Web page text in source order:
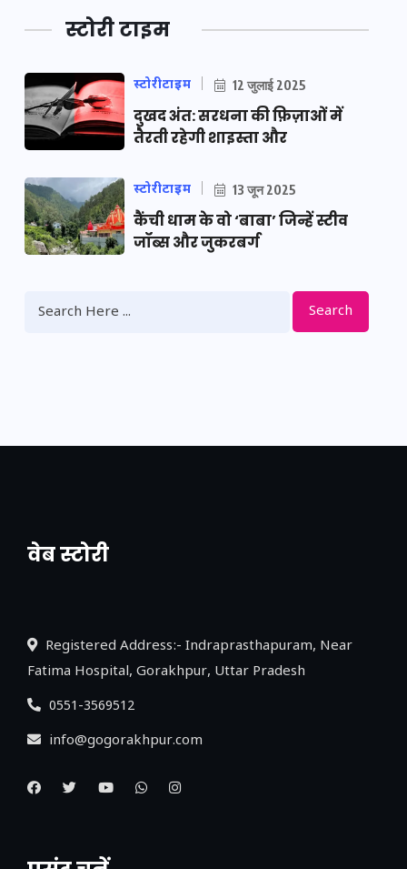
स्टोरी टाइम
स्टोरीटाइम 12 जुलाई 2025
दुखद अंत: सरधना की फ़िज़ाओं में
तैरती रहेगी शाइस्ता और
स्टोरीटाइम 13 जून 2025
कैंची धाम के वो ‘बाबा’ जिन्हें स्टीव
जॉब्स और जुकरबर्ग
Search
वेब स्टोरी
नया एक्सप्रेसवे: पूर्वांचल का लक, डेवलपमेंट का
Registered Address:- Indraprasthapuram, Near
Fatima Hospital, Gorakhpur, Uttar Pradesh
0551-3569512
info@gogorakhpur.com